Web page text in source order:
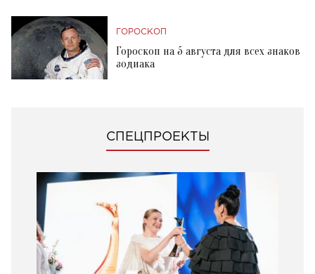
ГОРОСКОП
Гороскоп на 5 августа для всех знаков
зодиака
СПЕЦПРОЕКТЫ